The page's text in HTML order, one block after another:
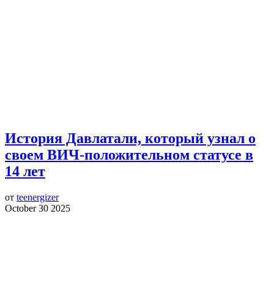
История Давлатали, который узнал о
своем ВИЧ-положительном статусе в
14 лет
от teenergizer
October 30 2025